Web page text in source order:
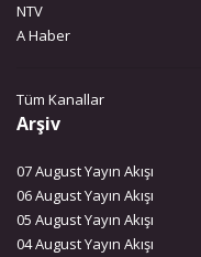
NTV
A Haber
Tüm Kanallar
Arşiv
07 August Yayın Akışı
06 August Yayın Akışı
05 August Yayın Akışı
04 August Yayın Akışı